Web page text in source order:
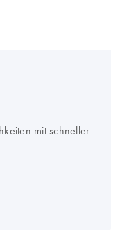
mit schneller